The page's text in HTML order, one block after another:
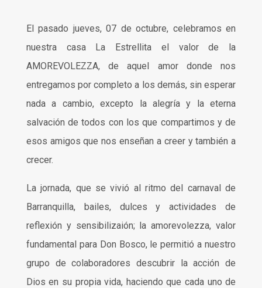
El pasado jueves, 07 de octubre, celebramos en
nuestra casa La Estrellita el valor de la
AMOREVOLEZZA, de aquel amor donde nos
entregamos por completo a los demás, sin esperar
nada a cambio, excepto la alegría y la eterna
salvación de todos con los que compartimos y de
esos amigos que nos enseñan a creer y también a
crecer.
La jornada, que se vivió al ritmo del carnaval de
Barranquilla, bailes, dulces y actividades de
reflexión y sensibilizaión; la amorevolezza, valor
fundamental para Don Bosco, le permitió a nuestro
grupo de colaboradores descubrir la acción de
Dios en su propia vida, haciendo que cada uno de